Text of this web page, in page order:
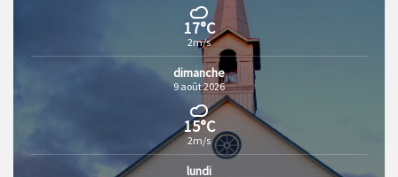
17°C
2m/s
dimanche
9 août 2026
15°C
2m/s
lundi